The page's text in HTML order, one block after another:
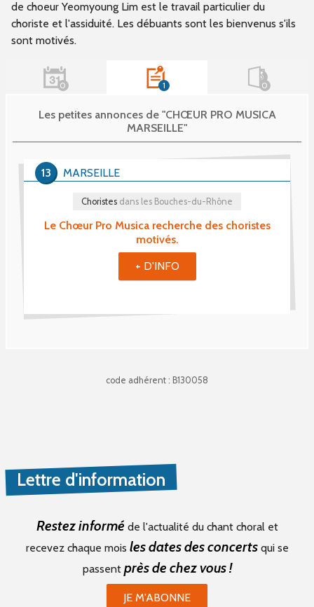
de choeur Yeomyoung Lim est le travail particulier du
choriste et l'assiduité. Les débuants sont les bienvenus s'ils
sont motivés.
0 1
Les petites annonces de "CHŒUR PRO MUSICA
MARSEILLE"
Le Chœur Pro Musica recherche des choristes
motivés.
Choristes dans les Bouches-du-Rhône
MARSEILLE
13
+ D'INFO
0
code adhérent : B130058
Lettre d'information
Restez informé de l'actualité du chant choral et
recevez chaque mois les dates des concertsqui se
passent près de chez vous !
JE M'ABONNE